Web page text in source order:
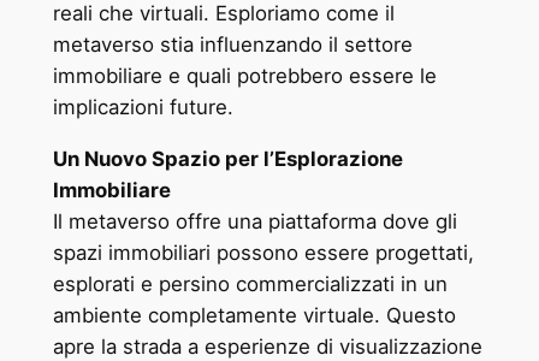
reali che virtuali. Esploriamo come il
metaverso stia influenzando il settore
immobiliare e quali potrebbero essere le
implicazioni future.
Un Nuovo Spazio per l’Esplorazione
Immobiliare
Il metaverso offre una piattaforma dove gli
spazi immobiliari possono essere progettati,
esplorati e persino commercializzati in un
ambiente completamente virtuale. Questo
apre la strada a esperienze di visualizzazione